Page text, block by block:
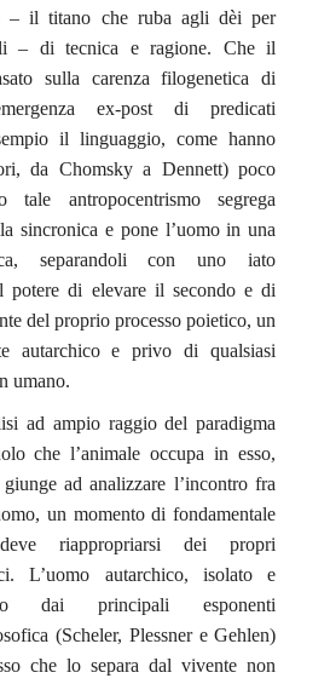
– il titano che ruba agli dèi per
– di tecnica e ragione. Che il
sulla carenza filogenetica di
ex-post di predicati
il linguaggio, come hanno
da Chomsky a Dennett) poco
antropocentrismo segrega
sincronica e pone l’uomo in una
separandoli con uno iato
potere di elevare il secondo e di
del proprio processo poietico, un
autarchico e privo di qualsiasi
umano.
ad ampio raggio del paradigma
che l’animale occupa in esso,
ad analizzare l’incontro fra
un momento di fondamentale
riappropriarsi dei propri
L’uomo autarchico, isolato e
dai principali esponenti
(Scheler, Plessner e Gehlen)
che lo separa dal vivente non